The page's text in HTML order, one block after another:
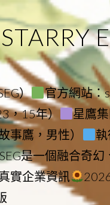
）
官方網站：
，15年）
星鷹
事鷹，男性）
是一個融合奇
實企業資訊